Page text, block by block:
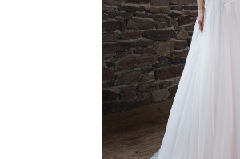
TALLAS GRANDES
POR ESTILO
Fluido – Sirena
Corte en A
Voluminoso
POR PRECIO